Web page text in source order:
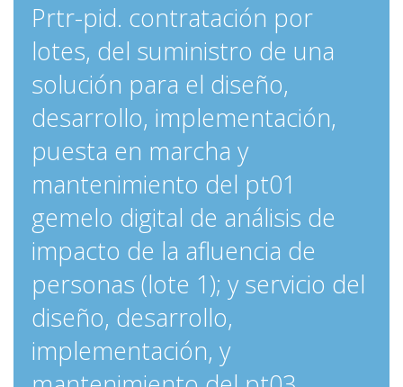
Prtr-pid. contratación por
lotes, del suministro de una
solución para el diseño,
desarrollo, implementación,
puesta en marcha y
mantenimiento del pt01
gemelo digital de análisis de
impacto de la afluencia de
personas (lote 1); y servicio del
diseño, desarrollo,
implementación, y